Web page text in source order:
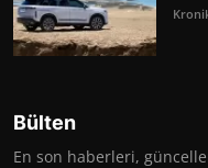
Bülten
En son haberleri,